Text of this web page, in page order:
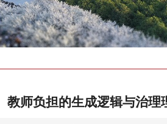
教师负担的生成逻辑与治理